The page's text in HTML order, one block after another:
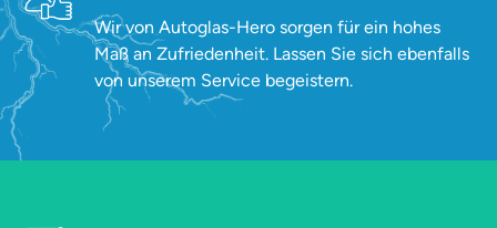
Wir von Autoglas-Hero sorgen für ein hohes
Maß an Zufriedenheit. Lassen Sie sich ebenfalls
von unserem Service begeistern.